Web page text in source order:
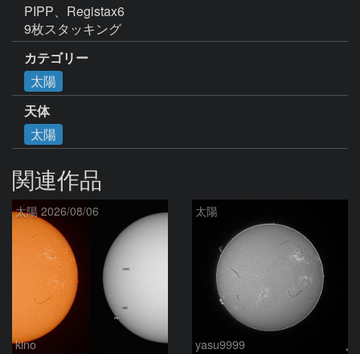
PIPP、Registax6
9枚スタッキング
カテゴリー
太陽
天体
太陽
関連作品
太陽 2026/08/06
kino
太陽
yasu9999